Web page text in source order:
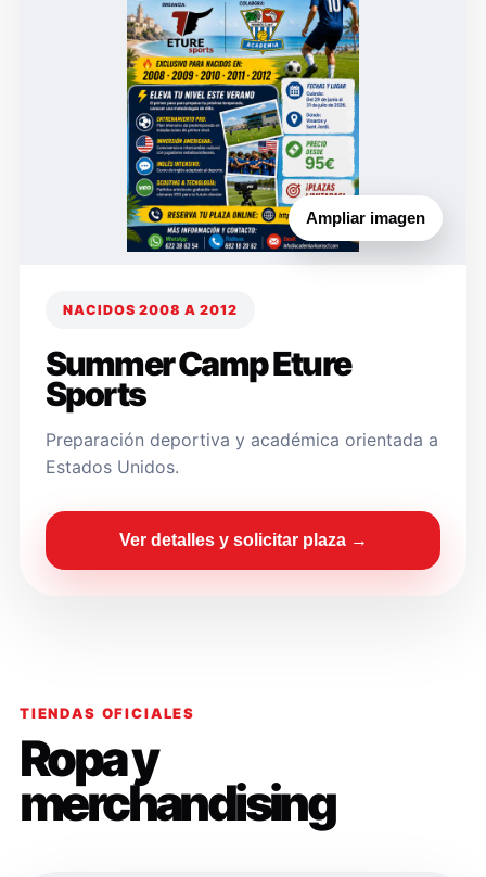
Ampliar imagen
NACIDOS 2008 A 2012
Summer Camp Eture
Sports
Preparación deportiva y académica orientada a
Estados Unidos.
Ver detalles y solicitar plaza →
TIENDAS OFICIALES
Ropa y
merchandising